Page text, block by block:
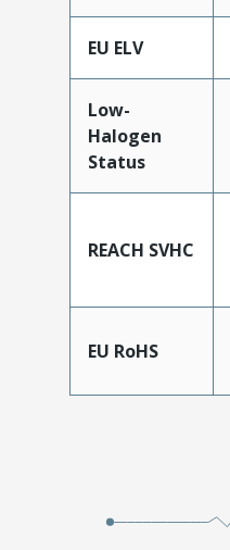
EU ELV
Low-
Halogen
Status
REACH SVHC
EU RoHS